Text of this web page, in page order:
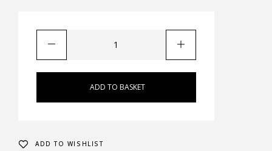
ADD TO BASKET
ADD TO WISHLIST